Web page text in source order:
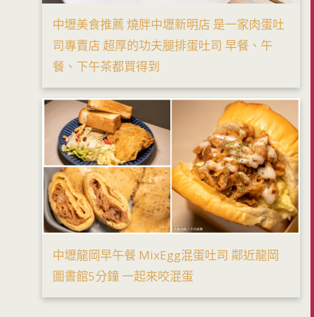
中壢美食推薦 燒胖中壢新明店 是一家肉蛋吐
司專賣店 超厚的功夫腿排蛋吐司 早餐、午
餐、下午茶都買得到
中壢龍岡早午餐 MixEgg混蛋吐司 鄰近龍岡
圖書館5分鐘 一起來咬混蛋